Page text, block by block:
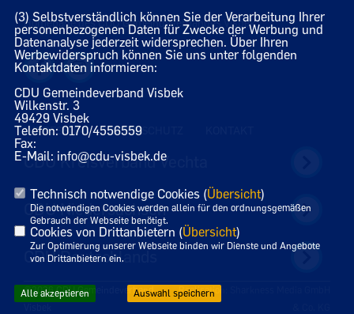
Homepage des CDU Gemeindeverbandes Visbek
IMPRESSUM DATENSCHUTZ
CDU Kreisverband Vechta
CDU Niedersachsen
CDU Deutschlands
©2026 CDU Gemeindeverband
Realisation: Sharkness Media GmbH
(3) Selbstverständlich können Sie der Verarbeitung Ihrer
personenbezogenen Daten für Zwecke der Werbung und
Datenanalyse jederzeit widersprechen. Über Ihren
Werbewiderspruch können Sie uns unter folgenden
Kontaktdaten informieren:
CDU Gemeindeverband Visbek
Wilkenstr. 3
49429 Visbek
Telefon: 0170/4556559
Fax:
E-Mail: info@cdu-visbek.de
Technisch notwendige Cookies (Übersicht)
Die notwendigen Cookies werden allein für den ordnungsgemäßen
Gebrauch der Webseite benötigt.
Cookies von Drittanbietern (Übersicht)
Zur Optimierung unserer Webseite binden wir Dienste und Angebote
von Drittanbietern ein.
Alle akzeptieren Auswahl speichern